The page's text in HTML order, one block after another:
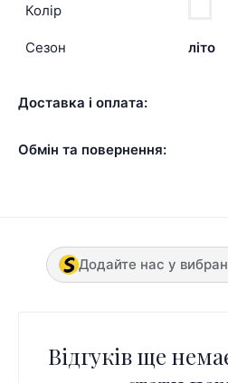
Колір
Сезон літо
Доставка і оплата:
Обмін та повернення:
Додайте нас у
Відгуків ще